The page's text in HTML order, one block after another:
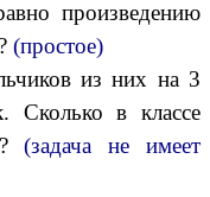
произведению
(простое)
из них на 3
Сколько в классе
(задача не имеет